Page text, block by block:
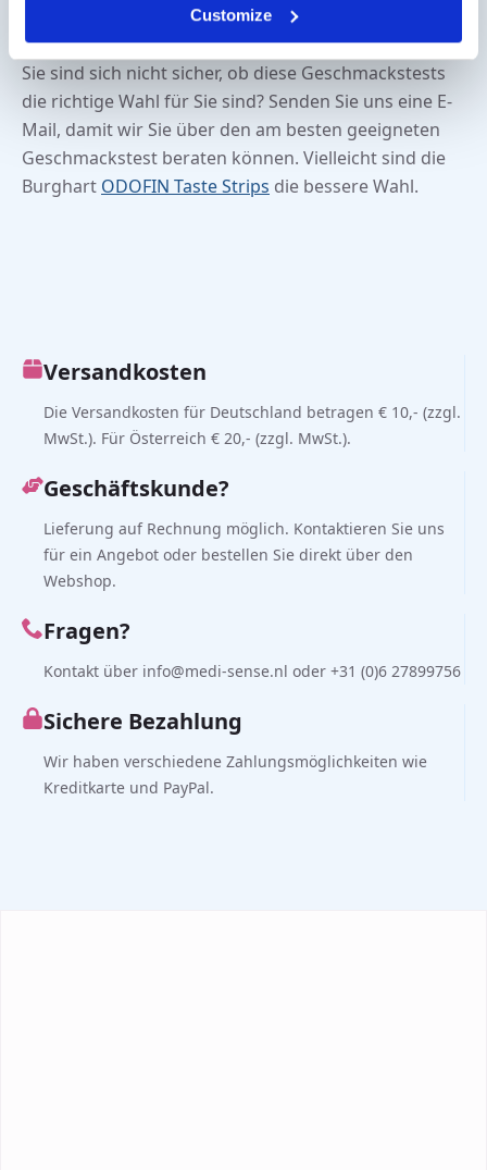
Customize
Sie sind sich nicht sicher, ob diese Geschmackstests
die richtige Wahl für Sie sind? Senden Sie uns eine E-
Mail, damit wir Sie über den am besten geeigneten
Geschmackstest beraten können. Vielleicht sind die
Burghart ODOFIN Taste Strips die bessere Wahl.
Versandkosten
Die Versandkosten für Deutschland betragen € 10,- (zzgl.
MwSt.). Für Österreich € 20,- (zzgl. MwSt.).
Geschäftskunde?
Lieferung auf Rechnung möglich. Kontaktieren Sie uns
für ein Angebot oder bestellen Sie direkt über den
Webshop.
Fragen?
Kontakt über info@medi-sense.nl oder +31 (0)6 27899756
Sichere Bezahlung
Wir haben verschiedene Zahlungsmöglichkeiten wie
Kreditkarte und PayPal.